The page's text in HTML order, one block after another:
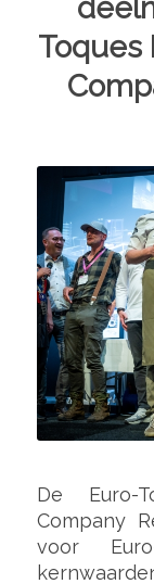
Toques
De Euro-
Company
voor